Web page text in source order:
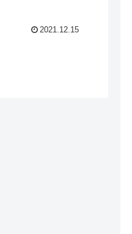
2021.12.15